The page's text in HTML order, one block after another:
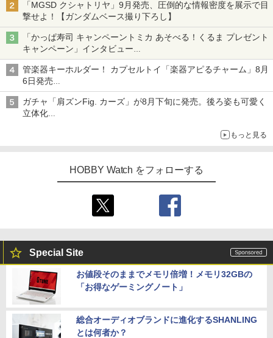
「MGSD クシャトリヤ」9月発売、圧倒的な情報密度を展示で目
撃せよ！【ガンダムベース撮り下ろし】
「かっぱ寿司 キャンペーントミカ あそべる！くるま プレゼント
キャンペーン」インタビュー
子どもが楽しめるかっぱ寿司ならではの体験とコラボの楽しさを
追求
管楽器キーホルダー！ カプセルトイ「楽器アピるチャーム」8月
6日発売
チューバ、テナサクなど5種各3色
ガチャ「肩ズンFig. カーズ」が8月下旬に発売。後ろ姿も可愛く
立体化
もっと見る
HOBBY Watch をフォローする
Special Site
お値段そのままでメモリ倍増！メモリ32GBの
「お得なゲーミングノート」
総合オーディオブランドに進化するSHANLING
とは何者か？